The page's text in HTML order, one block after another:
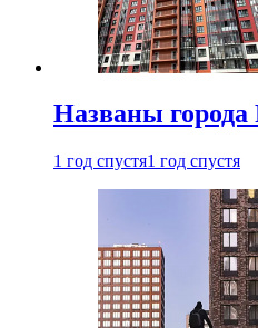
Названы города
1 год спустя1 год спустя